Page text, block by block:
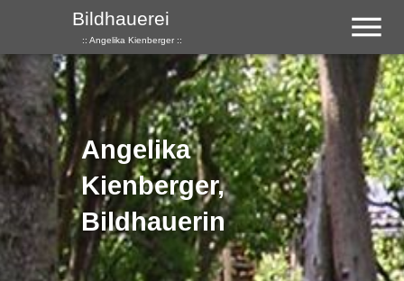
Bildhauerei
:: Angelika Kienberger ::
Angelika
Kienberger,
Bildhauerin